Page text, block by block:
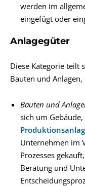
werden im
eingefügt oder
Anlagegüter
Diese Kategorie teilt
Bauten und
Bauten und
sich um
Unternehmen im
Prozesses
Beratung und